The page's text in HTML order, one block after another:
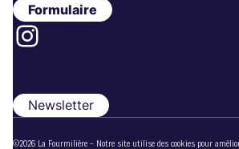
Formulaire
Instagram
Newsletter
©2026 La Fourmilière – Notre site utilise des cookies pour